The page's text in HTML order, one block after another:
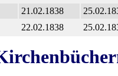
21.02.1838
22.02.1838